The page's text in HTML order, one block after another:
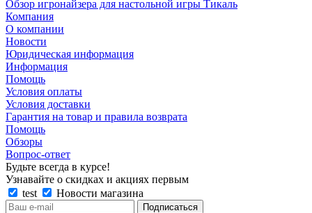
Обзор игронайзера для настольной игры Тикаль
Компания
О компании
Новости
Юридическая информация
Информация
Помощь
Условия оплаты
Условия доставки
Гарантия на товар и правила возврата
Помощь
Обзоры
Вопрос-ответ
Будьте всегда в курсе!
Узнавайте о скидках и акциях первым
test
Новости магазина